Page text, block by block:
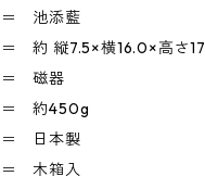
添藍
縦7.5×横16.0×高さ
磁器
450g
日本製
箱入